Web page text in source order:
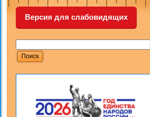
Версия для слабовидящих